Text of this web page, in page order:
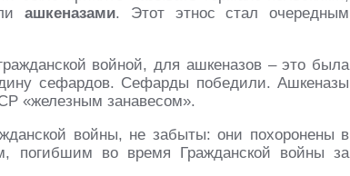
ашкеназами. Этот этнос стал очередным
войной, для ашкеназов – это была
сефардов. Сефарды победили. Ашкеназы
«железным занавесом».
войны, не забыты: они похоронены в
погибшим во время Гражданской войны за